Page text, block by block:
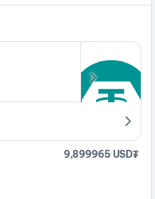
9,899965 USD₮